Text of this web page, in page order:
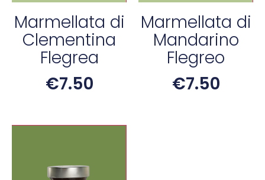
Marmellata di
Clementina
Flegrea
€7.50
Marmellata di
Mandarino
Flegreo
€7.50